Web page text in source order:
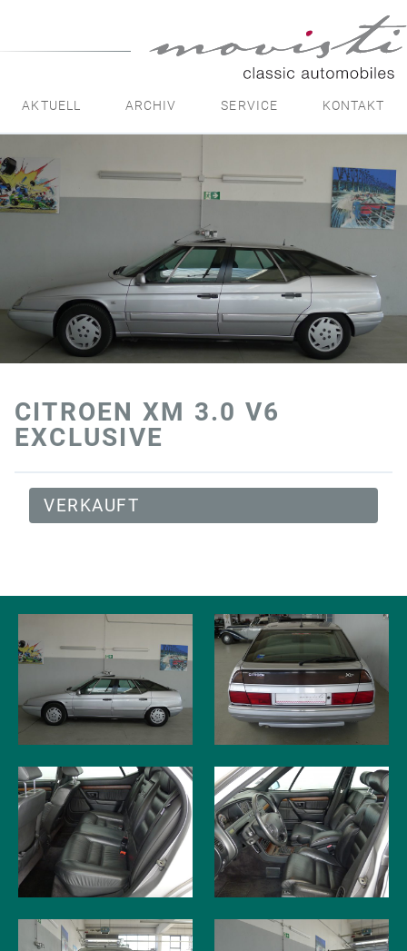
automobiles
AKTUELL ARCHIV SERVICE KONTAKT
CITROEN XM 3.0 V6
EXCLUSIVE
VERKAUFT